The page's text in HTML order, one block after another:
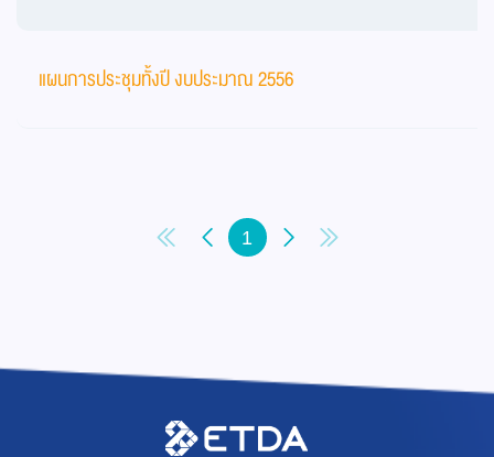
แผนการประชุมทั้งปี งบประมาณ 2556
1